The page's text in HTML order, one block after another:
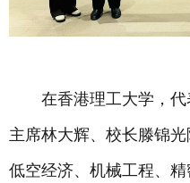
在香港理工大学，代
主席林大辉、校长滕锦
低空经济、机械工程、